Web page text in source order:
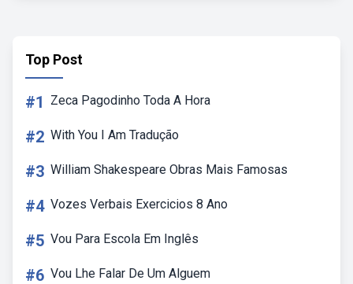
Top Post
#1 Zeca Pagodinho Toda A Hora
#2 With You I Am Tradução
#3 William Shakespeare Obras Mais Famosas
#4 Vozes Verbais Exercicios 8 Ano
#5 Vou Para Escola Em Inglês
#6 Vou Lhe Falar De Um Alguem